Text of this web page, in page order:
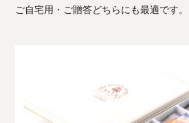
ご自宅用・ご贈答どちらにも最適です。